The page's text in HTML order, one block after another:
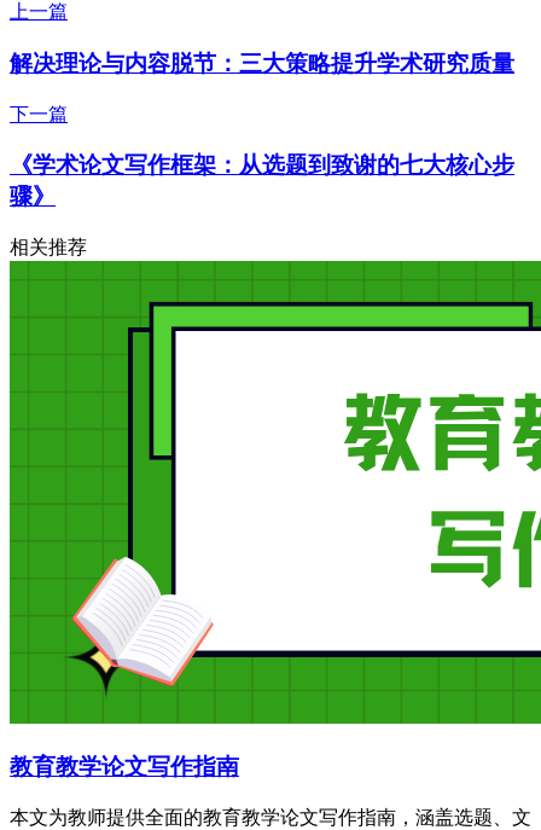
上一篇
解决理论与内容脱节：三大策略提升学术研究质量
下一篇
《学术论文写作框架：从选题到致谢的七大核心步
骤》
相关推荐
教育教学论文写作指南
本文为教师提供全面的教育教学论文写作指南，涵盖选题、文